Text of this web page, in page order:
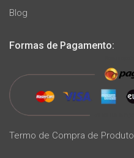
Blog
Formas de Pagamento:
Termo de Compra de Produto